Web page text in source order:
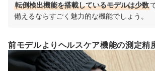
転倒検出機能を搭載しているモデルは少数
備えるならすごく魅力的な機能でしょう。
前モデルよりヘルスケア機能の測定精